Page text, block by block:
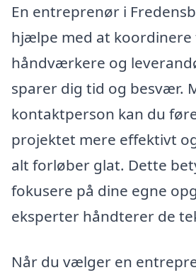
En entreprenør i
hjælpe med at koordinere
håndværkere og
sparer dig tid og besvær.
kontaktperson kan du
projektet mere effektivt
alt forløber glat. Dette
fokusere på dine egne
eksperter håndterer de
Når du vælger en